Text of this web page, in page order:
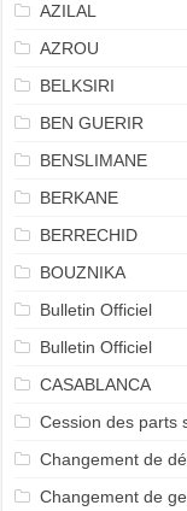
AZILAL
AZROU
BELKSIRI
BEN GUERIR
BENSLIMANE
BERKANE
BERRECHID
BOUZNIKA
Bulletin Officiel
Bulletin Officiel
CASABLANCA
Cession des parts
Changement de
Changement de